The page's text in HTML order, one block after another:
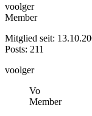
voolger
Member
Mitglied seit:
Posts: 211
voolger
Vo
Member